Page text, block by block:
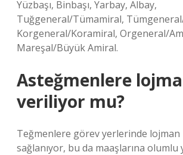
Yüzbaşı, Binbaşı, Yarbay, Albay,
Tuğgeneral/Tümamiral,
Korgeneral/Koramiral, Orgeneral/
Mareşal/Büyük Amiral.
Asteğmenlere
veriliyor mu?
Teğmenlere görev yerlerinde lojman
sağlanıyor, bu da maaşlarına olumlu